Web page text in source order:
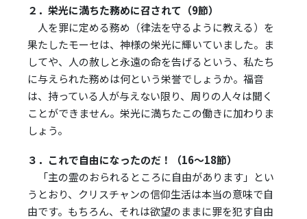
２．栄光に満ちた務めに召されて（9節）
人を罪に定める務め（律法を守るように教える）を
果たしたモーセは、神様の栄光に輝いていました。ま
してや、人の赦しと永遠の命を告げるという、私たち
に与えられた務めは何という栄誉でしょうか。福音
は、持っている人が与えない限り、周りの人々は聞く
ことができません。栄光に満ちたこの働きに加わりま
しょう。
３．これで自由になったのだ！（16～18節）
「主の霊のおられるところに自由があります」とい
うとおり、クリスチャンの信仰生活は本当の意味で自
由です。もちろん、それは欲望のままに罪を犯す自由